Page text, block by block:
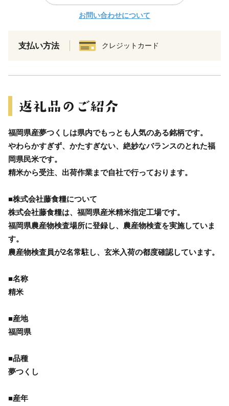
お問い合わせについて
支払い方法 クレジットカード
福岡県産夢つくしは県内でもっとも人気のある銘柄です。
やわらかすぎず、かたすぎない、絶妙なバランスのとれた福
岡県民米です。
精米から受注、出荷作業まで自社で行っております。
■株式会社藤食糧について
株式会社藤食糧は、福岡県産米精米指定工場です。
福岡県農産物検査場所に登録し、農産物検査を実施していま
す。
農産物検査員が2名常駐し、玄米入荷の都度確認しています。
■名称
精米
■産地
福岡県
■品種
夢つくし
■産年